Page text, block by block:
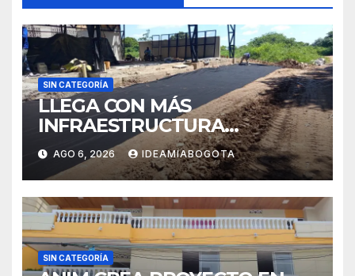
SIN CATEGORÍA
LLEGA CON MÁS
INFRAESTRUCTURA
EDUCATIVA A MAJAGUAL
SUCRE
AGO 6, 2026 IDEAMIABOGOTA
SIN CATEGORÍA